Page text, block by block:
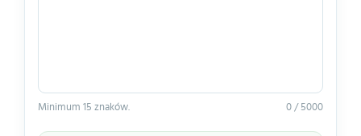
Minimum 15 znaków. 0 / 5000